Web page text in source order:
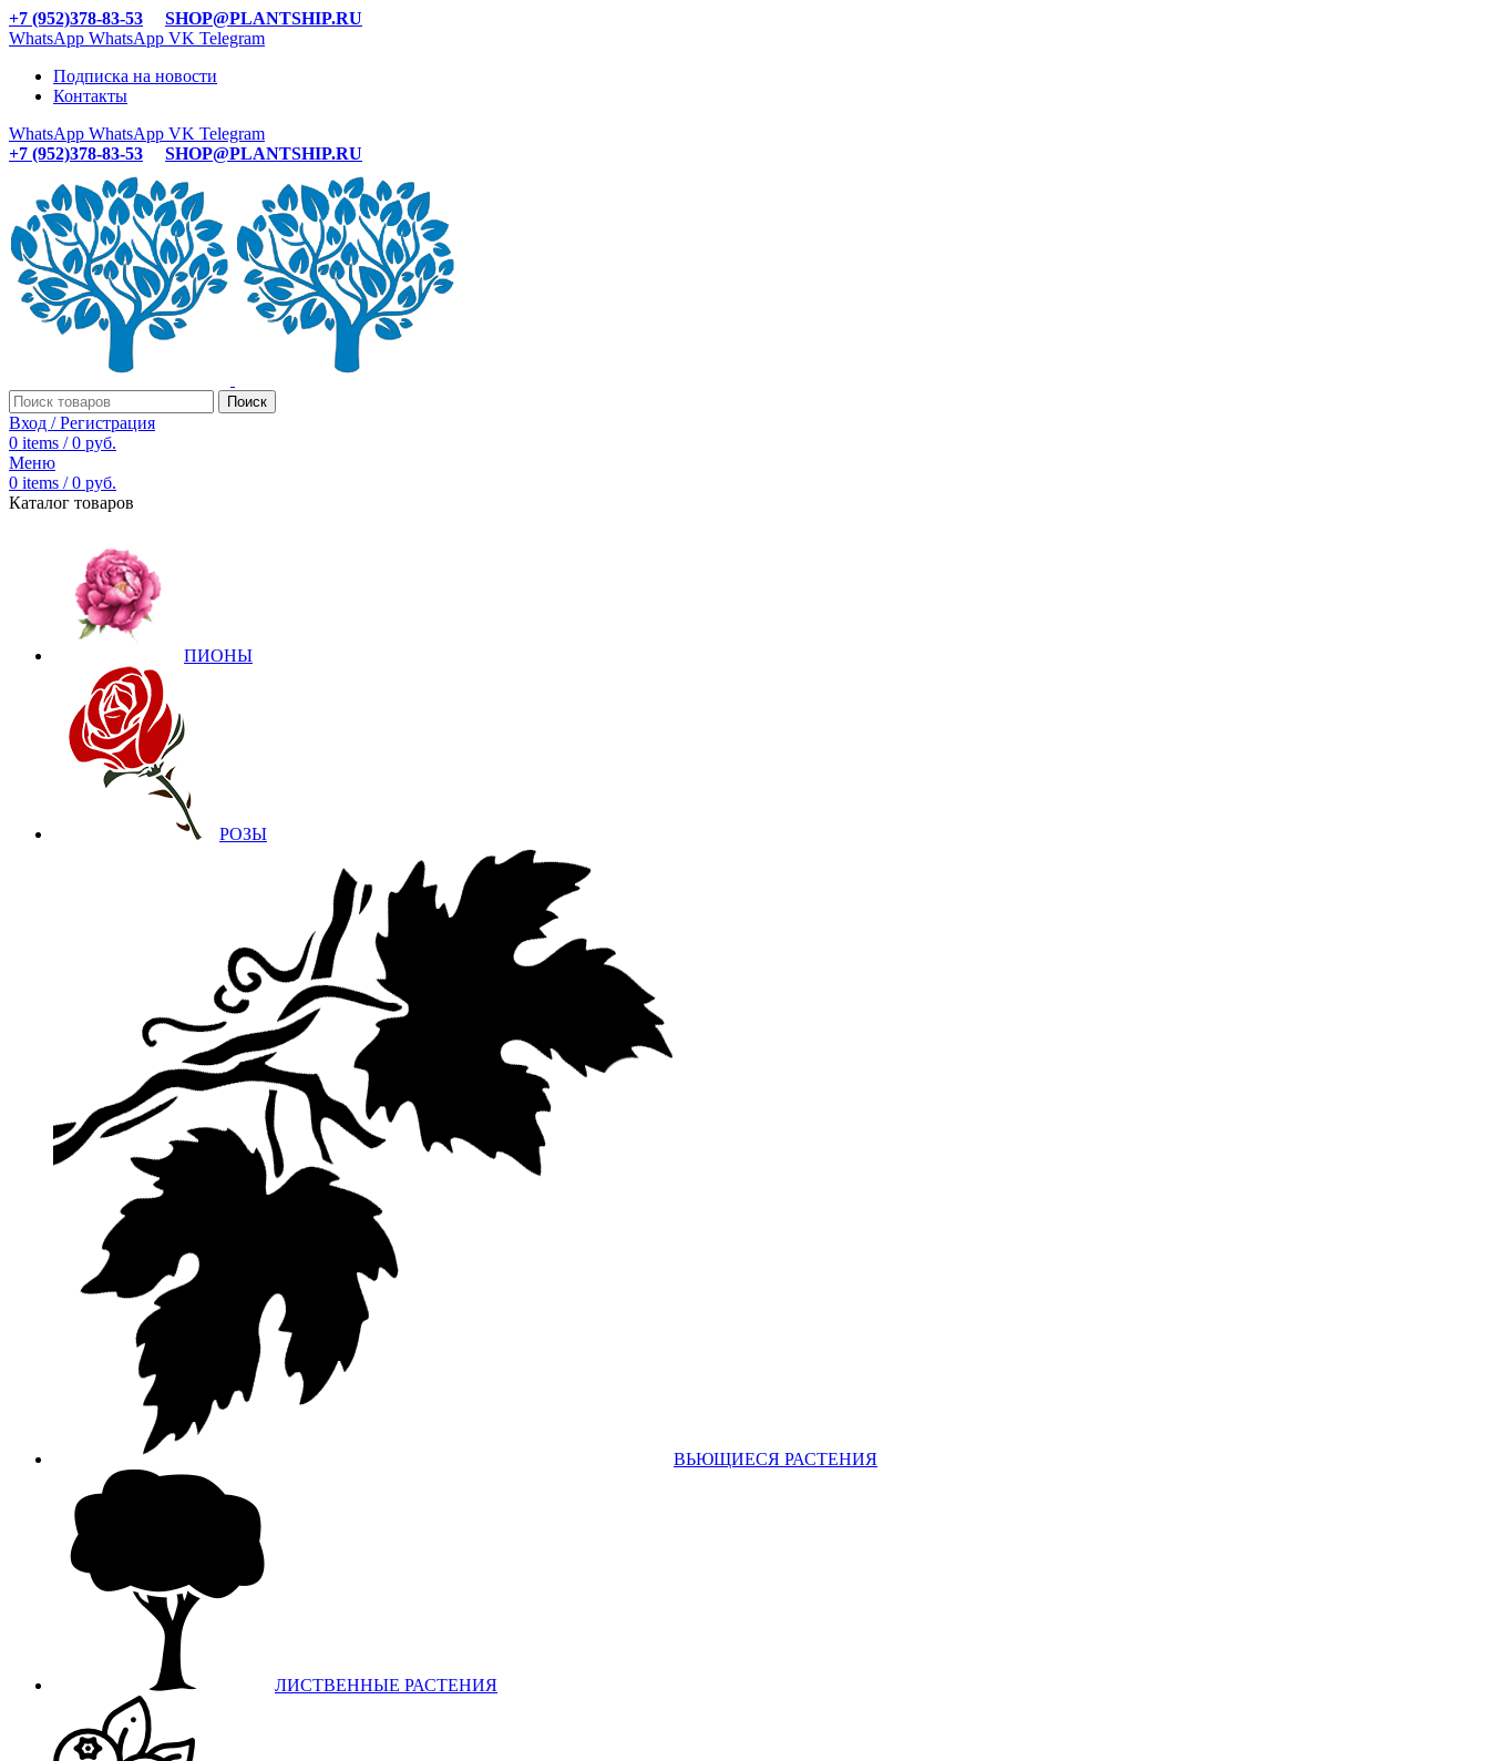
+7 (952)378-83-53
SHOP@PLANTSHIP.RU
WhatsApp WhatsApp VK Telegram
Подписка на новости
Контакты
WhatsApp WhatsApp VK Telegram
+7 (952)378-83-53
SHOP@PLANTSHIP.RU
Поиск
Вход / Регистрация
0 items / 0 руб.
Меню
0 items / 0 руб.
Каталог товаров
ПИОНЫ
РОЗЫ
ВЬЮЩИЕСЯ РАСТЕНИЯ
ЛИСТВЕННЫЕ РАСТЕНИЯ